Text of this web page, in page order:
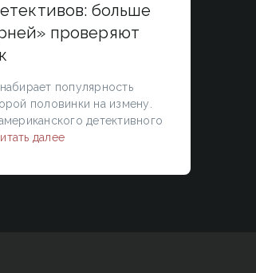
больше
проверяют
популярность
половинки на измену.
детективного
далее